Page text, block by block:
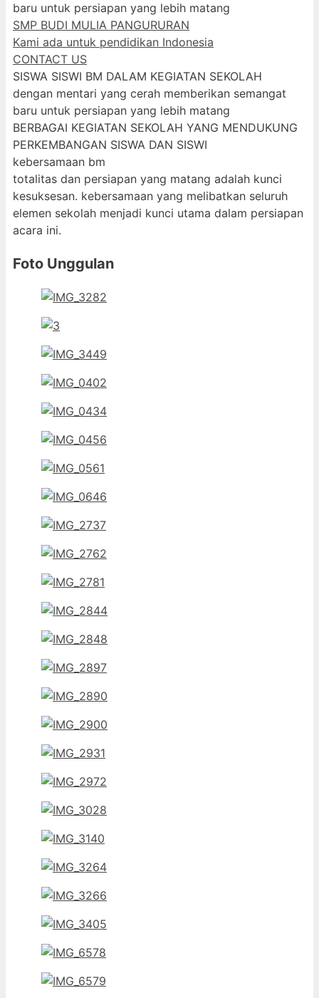
baru untuk persiapan yang lebih matang
SMP BUDI MULIA PANGURURAN
Kami ada untuk pendidikan Indonesia
CONTACT US
SISWA SISWI BM DALAM KEGIATAN SEKOLAH
dengan mentari yang cerah memberikan semangat
baru untuk persiapan yang lebih matang
BERBAGAI KEGIATAN SEKOLAH YANG MENDUKUNG
PERKEMBANGAN SISWA DAN SISWI
kebersamaan bm
totalitas dan persiapan yang matang adalah kunci
kesuksesan. kebersamaan yang melibatkan seluruh
elemen sekolah menjadi kunci utama dalam persiapan
acara ini.
Foto Unggulan